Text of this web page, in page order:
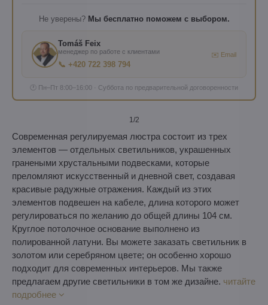
Не уверены? Мы бесплатно поможем с выбором.
Tomáš Feix
менеджер по работе с клиентами
📞 +420 722 398 794
✉️ Email
🕐 Пн–Пт 8:00–16:00 · Суббота по предварительной договоренности
1/2
Современная регулируемая люстра состоит из трех
элементов — отдельных светильников, украшенных
гранеными хрустальными подвесками, которые
преломляют искусственный и дневной свет, создавая
красивые радужные отражения. Каждый из этих
элементов подвешен на кабеле, длина которого может
регулироваться по желанию до общей длины 104 см.
Круглое потолочное основание выполнено из
полированной латуни. Вы можете заказать светильник в
золотом или серебряном цвете; он особенно хорошо
подходит для современных интерьеров. Мы также
предлагаем другие светильники в том же дизайне. читайте
подробнее